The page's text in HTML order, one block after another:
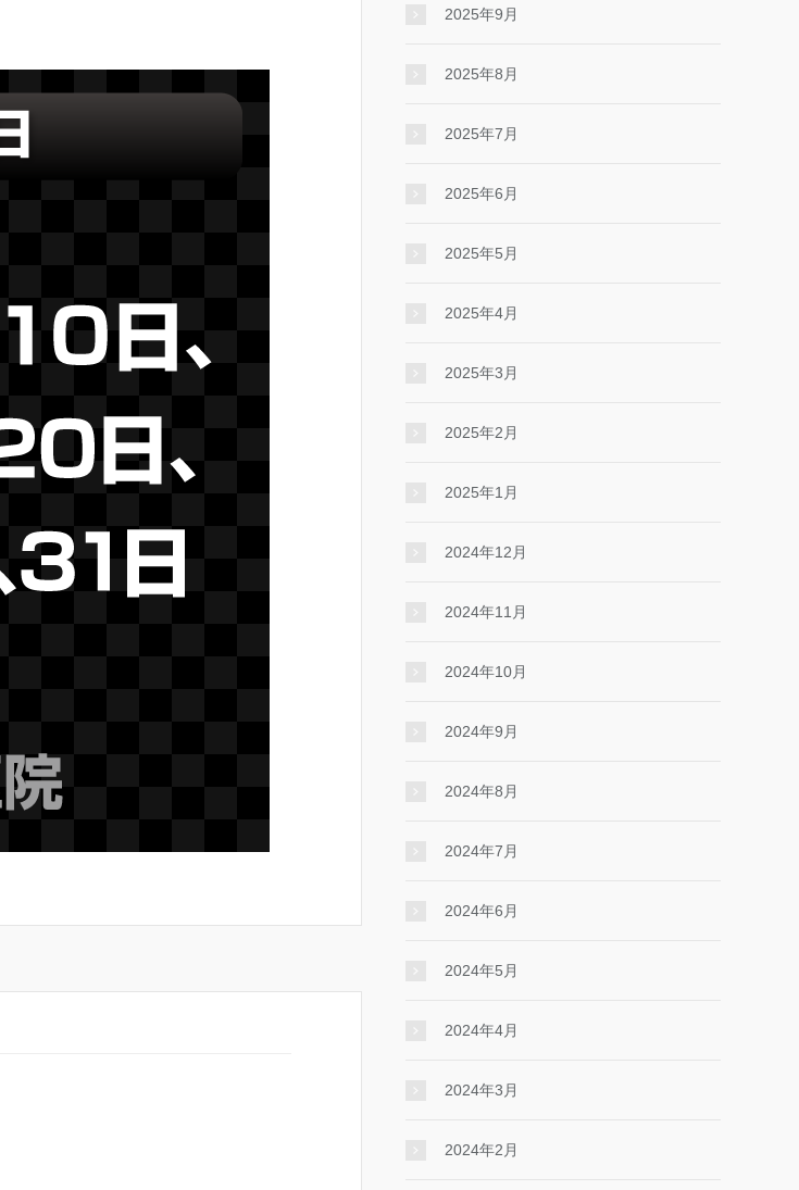
2025年9月
2025年8月
2025年7月
2025年6月
2025年5月
2025年4月
2025年3月
2025年2月
2025年1月
2024年12月
2024年11月
2024年10月
2024年9月
2024年8月
2024年7月
2024年6月
2024年5月
2024年4月
2024年3月
2024年2月